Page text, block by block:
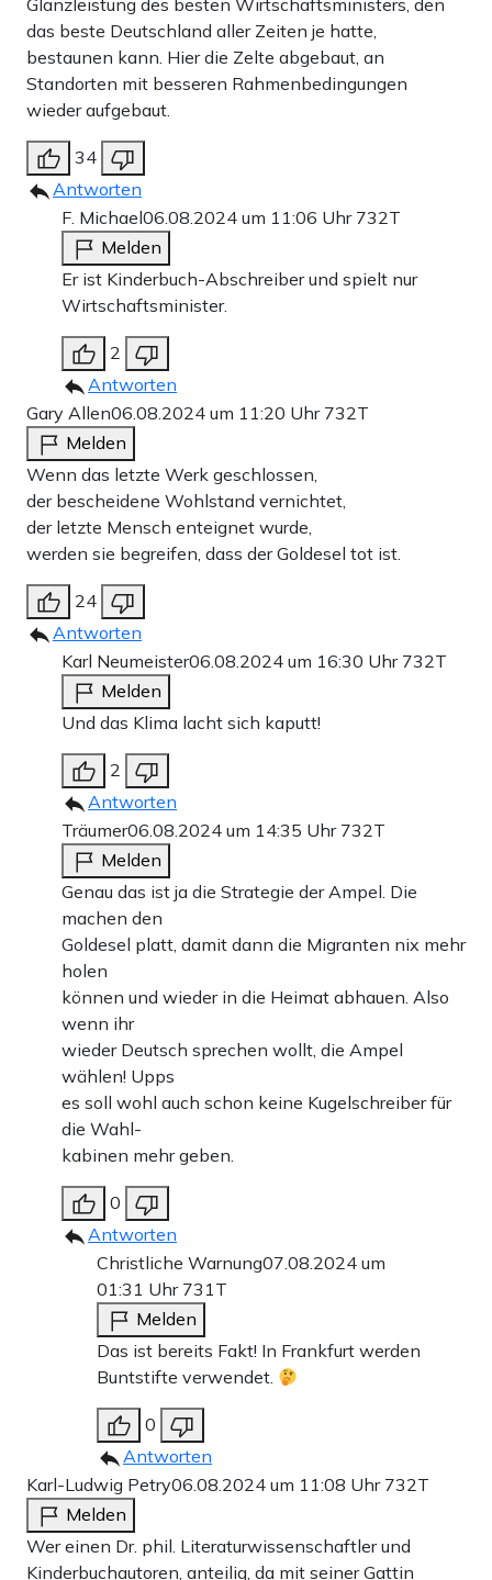
Glanzleistung des besten Wirtschaftsministers, den
das beste Deutschland aller Zeiten je hatte,
bestaunen kann. Hier die Zelte abgebaut, an
Standorten mit besseren Rahmenbedingungen
wieder aufgebaut.
34
Antworten
F. Michael06.08.2024 um 11:06 Uhr 732T
Melden
Er ist Kinderbuch-Abschreiber und spielt nur
Wirtschaftsminister.
2
Antworten
Gary Allen06.08.2024 um 11:20 Uhr 732T
Melden
Wenn das letzte Werk geschlossen,
der bescheidene Wohlstand vernichtet,
der letzte Mensch enteignet wurde,
werden sie begreifen, dass der Goldesel tot ist.
24
Antworten
Karl Neumeister06.08.2024 um 16:30 Uhr 732T
Melden
Und das Klima lacht sich kaputt!
2
Antworten
Träumer06.08.2024 um 14:35 Uhr 732T
Melden
Genau das ist ja die Strategie der Ampel. Die
machen den
Goldesel platt, damit dann die Migranten nix mehr
holen
können und wieder in die Heimat abhauen. Also
wenn ihr
wieder Deutsch sprechen wollt, die Ampel
wählen! Upps
es soll wohl auch schon keine Kugelschreiber für
die Wahl-
kabinen mehr geben.
0
Antworten
Christliche Warnung07.08.2024 um
01:31 Uhr 731T
Melden
Das ist bereits Fakt! In Frankfurt werden
Buntstifte verwendet.
0
Antworten
Karl-Ludwig Petry06.08.2024 um 11:08 Uhr 732T
Melden
Wer einen Dr. phil. Literaturwissenschaftler und
Kinderbuchautoren, anteilig, da mit seiner Gattin